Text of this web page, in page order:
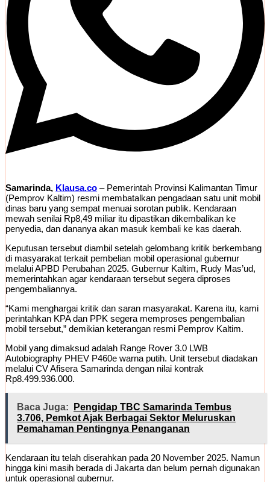
Samarinda, Klausa.co – Pemerintah Provinsi Kalimantan Timur
(Pemprov Kaltim) resmi membatalkan pengadaan satu unit mobil
dinas baru yang sempat menuai sorotan publik. Kendaraan
mewah senilai Rp8,49 miliar itu dipastikan dikembalikan ke
penyedia, dan dananya akan masuk kembali ke kas daerah.
Keputusan tersebut diambil setelah gelombang kritik berkembang
di masyarakat terkait pembelian mobil operasional gubernur
melalui APBD Perubahan 2025. Gubernur Kaltim, Rudy Mas’ud,
memerintahkan agar kendaraan tersebut segera diproses
pengembaliannya.
“Kami menghargai kritik dan saran masyarakat. Karena itu, kami
perintahkan KPA dan PPK segera memproses pengembalian
mobil tersebut,” demikian keterangan resmi Pemprov Kaltim.
Mobil yang dimaksud adalah Range Rover 3.0 LWB
Autobiography PHEV P460e warna putih. Unit tersebut diadakan
melalui CV Afisera Samarinda dengan nilai kontrak
Rp8.499.936.000.
Baca Juga:
Pengidap TBC Samarinda Tembus
3.706, Pemkot Ajak Berbagai Sektor Meluruskan
Pemahaman Pentingnya Penanganan
Kendaraan itu telah diserahkan pada 20 November 2025. Namun
hingga kini masih berada di Jakarta dan belum pernah digunakan
untuk operasional gubernur.